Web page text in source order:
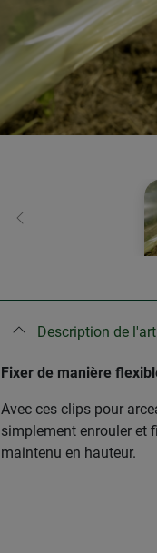
retour
Description de
Fixer de manière
Avec ces clips pour
simplement enrouler et
maintenu en hauteur.